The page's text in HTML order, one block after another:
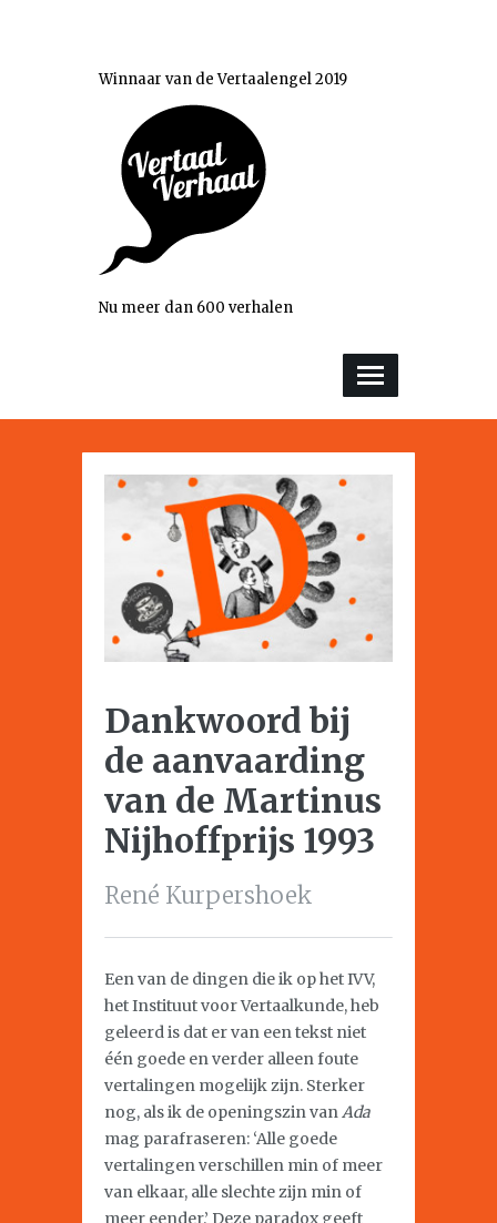
Winnaar van de Vertaalengel 2019
Nu meer dan 600 verhalen
Dankwoord bij
de aanvaarding
van de Martinus
Nijhoffprijs 1993
René Kurpershoek
Een van de dingen die ik op het IVV,
het Instituut voor Vertaalkunde, heb
geleerd is dat er van een tekst niet
één goede en verder alleen foute
vertalingen mogelijk zijn. Sterker
nog, als ik de openingszin vanAda
mag parafraseren: ‘Alle goede
vertalingen verschillen min of meer
van elkaar, alle slechte zijn min of
meer eender.’ Deze paradox geeft